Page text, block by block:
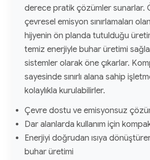
derece pratik çözümler sunarlar.
çevresel emisyon sınırlamaları
hijyenin ön planda tutulduğu
temiz enerjiyle buhar üretimi
sistemler olarak öne çıkarlar.
sayesinde sınırlı alana sahip
kolaylıkla kurulabilirler.
Çevre dostu ve emisyonsuz
Dar alanlarda kullanım için
Enerjiyi doğrudan ısıya
buhar üretimi